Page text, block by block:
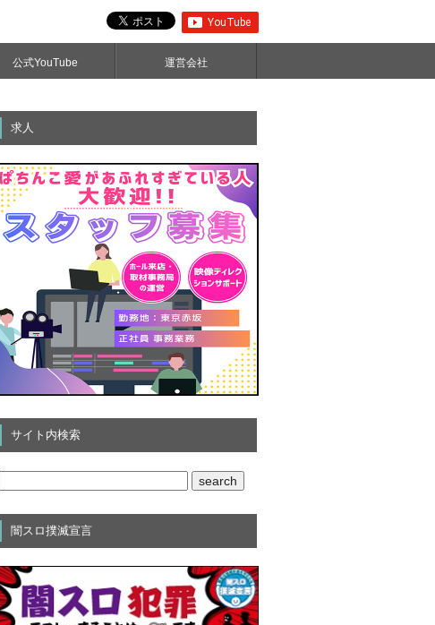
公式YouTube 運営会社
求人
サイト内検索
闇スロ撲滅宣言